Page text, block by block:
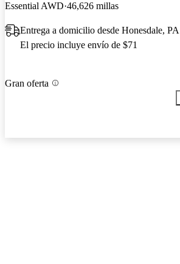
Essential AWD 46,626 millas
Entrega a domicilio desde Honesdale, PA
El precio incluye envío de $71
Gran oferta